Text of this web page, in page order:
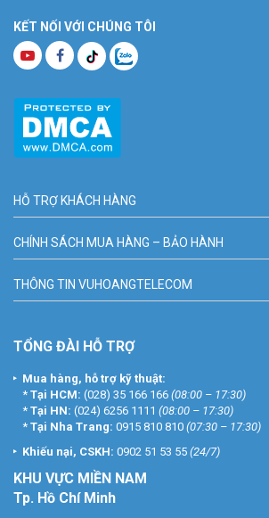
KẾT NỐI VỚI CHÚNG TÔI
HỖ TRỢ KHÁCH HÀNG
CHÍNH SÁCH MUA HÀNG – BẢO HÀNH
THÔNG TIN VUHOANGTELECOM
TỔNG ĐÀI HỖ TRỢ
Mua hàng, hỗ trợ kỹ thuật:
* Tại HCM: (028) 35 166 166 (08:00 – 17:30)
* Tại HN: (024) 6256 1111 (08:00 – 17:30)
* Tại Nha Trang: 0915 810 810 (07:30 – 17:30)
Khiếu nại, CSKH: 0902 51 53 55 (24/7)
KHU VỰC MIỀN NAM
Tp. Hồ Chí Minh